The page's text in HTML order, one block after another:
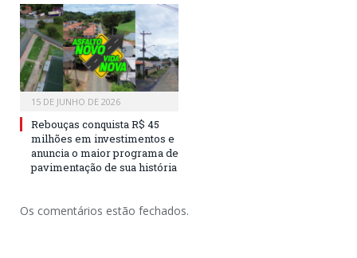
15 DE JUNHO DE 2026
Rebouças conquista R$ 45
milhões em investimentos e
anuncia o maior programa de
pavimentação de sua história
Os comentários estão fechados.